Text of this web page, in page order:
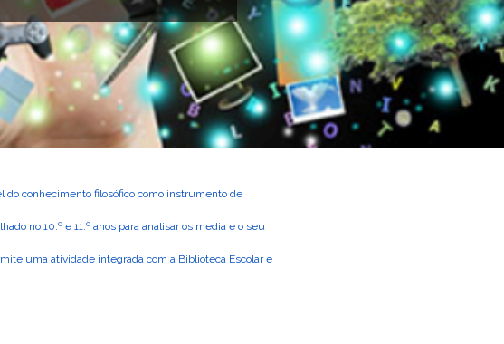
do conhecimento filosófico como instrumento de
no 10.º e 11.º anos para analisar os media e o seu
uma atividade integrada com a Biblioteca Escolar e